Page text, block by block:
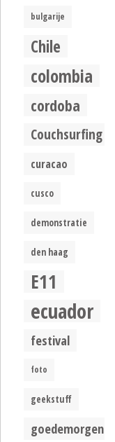
bulgarije
Chile
colombia
cordoba
Couchsurfing
curacao
cusco
demonstratie
den haag
E11
ecuador
festival
foto
geekstuff
goedemorgen